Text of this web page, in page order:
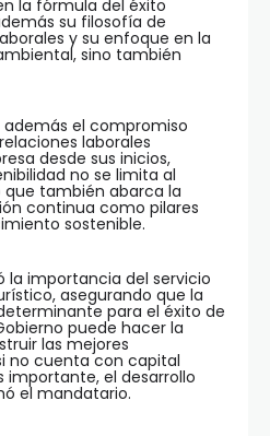
la fórmula del éxito
su filosofía de
y su enfoque en la
sino también
además el compromiso
laborales
desde sus inicios,
no se limita al
también abarca la
continua como pilares
sostenible.
la importancia del servicio
asegurando que la
para el éxito de
puede hacer la
las mejores
no cuenta con capital
importante, el desarrollo
el mandatario.